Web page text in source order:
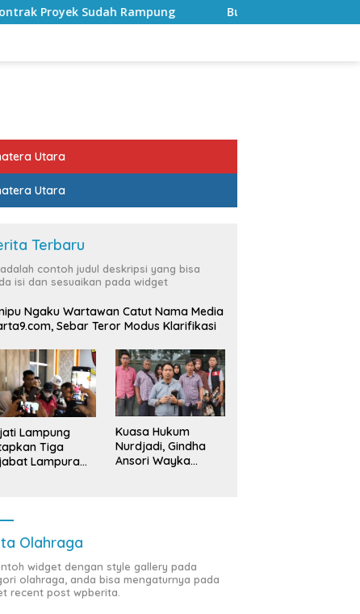
Bulan Kemerdekaan, Bupati Lampung Selatan
Utara
Utara
Terbaru
contoh judul deskripsi yang bisa
isi dan sesuaikan pada widget
Ngaku Wartawan Catut Nama Media
Sebar Teror Modus Klarifikasi
Lampung
Tiga
Lampura
Kuasa Hukum
Nurdjadi, Gindha
Ansori Wayka
Olahraga
widget dengan style gallery pada
olahraga, anda bisa mengaturnya pada
recent post wpberita.